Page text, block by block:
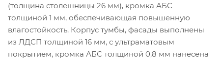
(толщина столешницы 26 мм), кромка АБС
толщиной 1 мм, обеспечивающая повышенную
влагостойкость. Корпус тумбы, фасады выполнены
из ЛДСП толщиной 16 мм, с ультраматовым
покрытием, кромка АБС толщиной 0,8 мм нанесена